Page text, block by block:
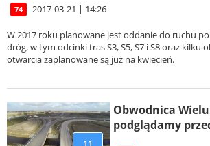
74 2017-03-21 | 14:26
W 2017 roku planowane jest oddanie do ruchu
dróg, w tym odcinki tras S3, S5, S7 i S8 oraz kilku
otwarcia zaplanowane są już na kwiecień.
Obwodnica
podglądamy